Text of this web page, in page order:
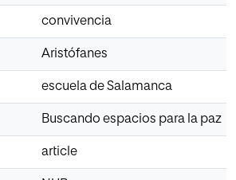
convivencia
Aristófanes
escuela de Salamanca
Buscando espacios para la paz
article